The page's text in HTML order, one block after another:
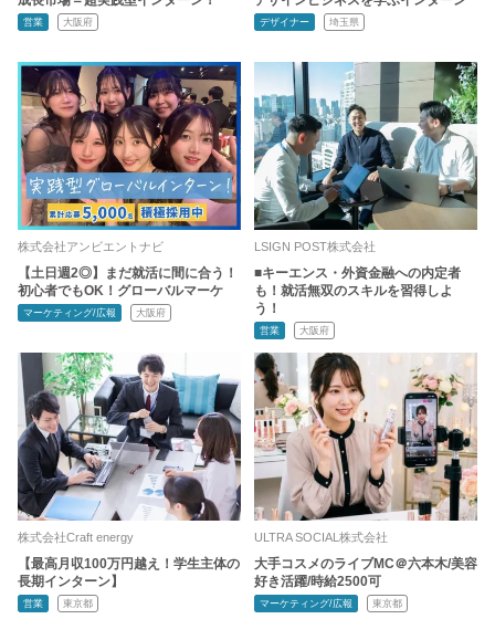
営業 大阪府 デザイナー 埼玉県
株式会社アンビエントナビ
【土日週2◎】まだ就活に間に合う！
初心者でもOK！グローバルマーケ
マーケティング/広報 大阪府
LSIGN POST株式会社
■キーエンス・外資金融への内定者
も！就活無双のスキルを習得しよ
う！
営業 大阪府
株式会社Craft energy
【最高月収100万円越え！学生主体の
長期インターン】
営業 東京都
ULTRA SOCIAL株式会社
大手コスメのライブMC＠六本木/美容
好き活躍/時給2500可
マーケティング/広報 東京都